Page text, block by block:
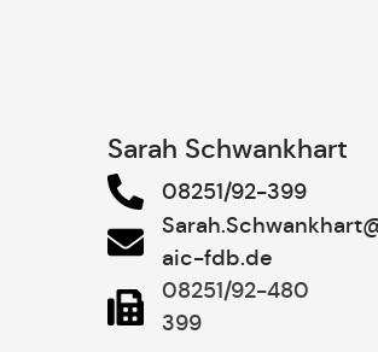
Sarah Schwankhart
08251/92-399
aic-fdb.de
08251/92-480
399